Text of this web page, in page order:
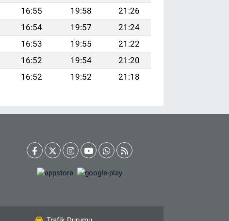
16:55 19:58
21:26
16:54 19:57
21:24
16:53 19:55
21:22
16:52 19:54
21:20
16:52 19:52 21:18